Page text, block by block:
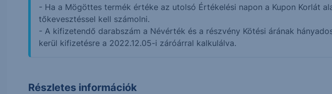
- Ha a Mögöttes termék értéke az utolsó Értékelési napon a Kupon Korlát
tőkevesztéssel kell számolni.
- A kifizetendő darabszám a Névérték és a részvény Kötési árának
kerül kifizetésre a 2022.12.05-i záróárral kalkulálva.
Részletes információk